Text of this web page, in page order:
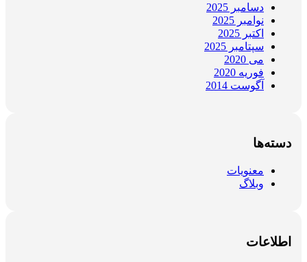
دسامبر 2025
نوامبر 2025
اکتبر 2025
سپتامبر 2025
می 2020
فوریه 2020
آگوست 2014
دسته‌ها
معنویات
وبلاگ
اطلاعات